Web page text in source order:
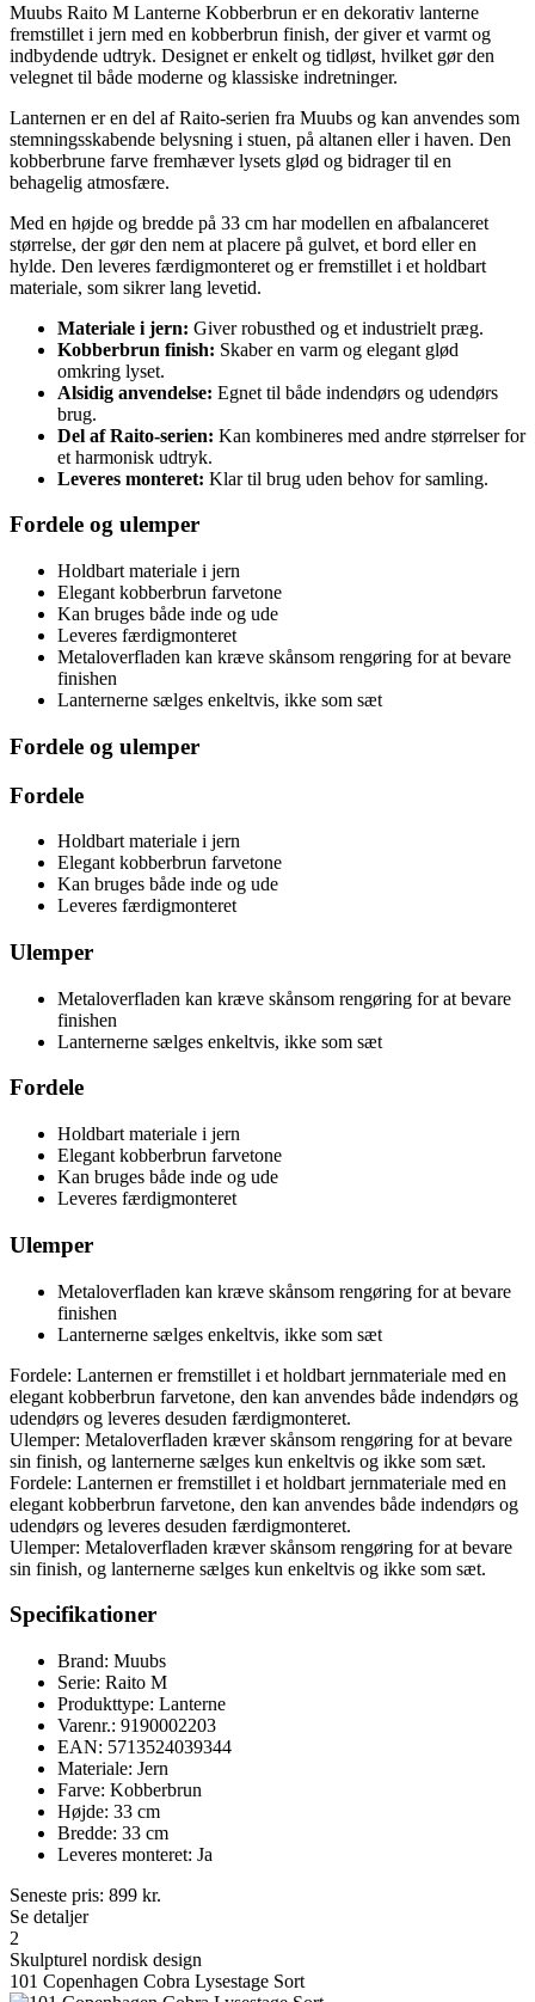
Muubs Raito M Lanterne Kobberbrun er en dekorativ lanterne
fremstillet i jern med en kobberbrun finish, der giver et varmt og
indbydende udtryk. Designet er enkelt og tidløst, hvilket gør den
velegnet til både moderne og klassiske indretninger.
Lanternen er en del af Raito-serien fra Muubs og kan anvendes som
stemningsskabende belysning i stuen, på altanen eller i haven. Den
kobberbrune farve fremhæver lysets glød og bidrager til en
behagelig atmosfære.
Med en højde og bredde på 33 cm har modellen en afbalanceret
størrelse, der gør den nem at placere på gulvet, et bord eller en
hylde. Den leveres færdigmonteret og er fremstillet i et holdbart
materiale, som sikrer lang levetid.
Materiale i jern: Giver robusthed og et industrielt præg.
Kobberbrun finish: Skaber en varm og elegant glød
omkring lyset.
Alsidig anvendelse: Egnet til både indendørs og udendørs
brug.
Del af Raito-serien: Kan kombineres med andre størrelser for
et harmonisk udtryk.
Leveres monteret: Klar til brug uden behov for samling.
Fordele og ulemper
Holdbart materiale i jern
Elegant kobberbrun farvetone
Kan bruges både inde og ude
Leveres færdigmonteret
Metaloverfladen kan kræve skånsom rengøring for at bevare
finishen
Lanternerne sælges enkeltvis, ikke som sæt
Fordele og ulemper
Fordele
Holdbart materiale i jern
Elegant kobberbrun farvetone
Kan bruges både inde og ude
Leveres færdigmonteret
Ulemper
Metaloverfladen kan kræve skånsom rengøring for at bevare
finishen
Lanternerne sælges enkeltvis, ikke som sæt
Fordele
Holdbart materiale i jern
Elegant kobberbrun farvetone
Kan bruges både inde og ude
Leveres færdigmonteret
Ulemper
Metaloverfladen kan kræve skånsom rengøring for at bevare
finishen
Lanternerne sælges enkeltvis, ikke som sæt
Fordele: Lanternen er fremstillet i et holdbart jernmateriale med en
elegant kobberbrun farvetone, den kan anvendes både indendørs og
udendørs og leveres desuden færdigmonteret.
Ulemper: Metaloverfladen kræver skånsom rengøring for at bevare
sin finish, og lanternerne sælges kun enkeltvis og ikke som sæt.
Fordele: Lanternen er fremstillet i et holdbart jernmateriale med en
elegant kobberbrun farvetone, den kan anvendes både indendørs og
udendørs og leveres desuden færdigmonteret.
Ulemper: Metaloverfladen kræver skånsom rengøring for at bevare
sin finish, og lanternerne sælges kun enkeltvis og ikke som sæt.
Specifikationer
Brand: Muubs
Serie: Raito M
Produkttype: Lanterne
Varenr.: 9190002203
EAN: 5713524039344
Materiale: Jern
Farve: Kobberbrun
Højde: 33 cm
Bredde: 33 cm
Leveres monteret: Ja
Seneste pris: 899 kr.
Se detaljer
2
Skulpturel nordisk design
101 Copenhagen Cobra Lysestage Sort